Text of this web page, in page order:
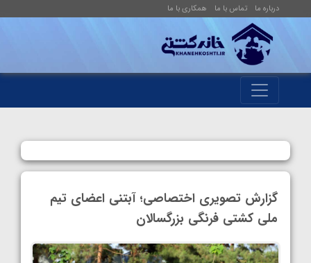
درباره ما تماس با ما همکاری با ما
گزارش تصویری اختصاصی؛ آب‎‎تنی اعضای تیم
ملی کشتی فرنگی بزرگسالان